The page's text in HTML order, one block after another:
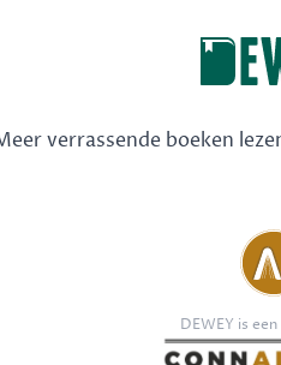
verrassende boeken
DEWEY is